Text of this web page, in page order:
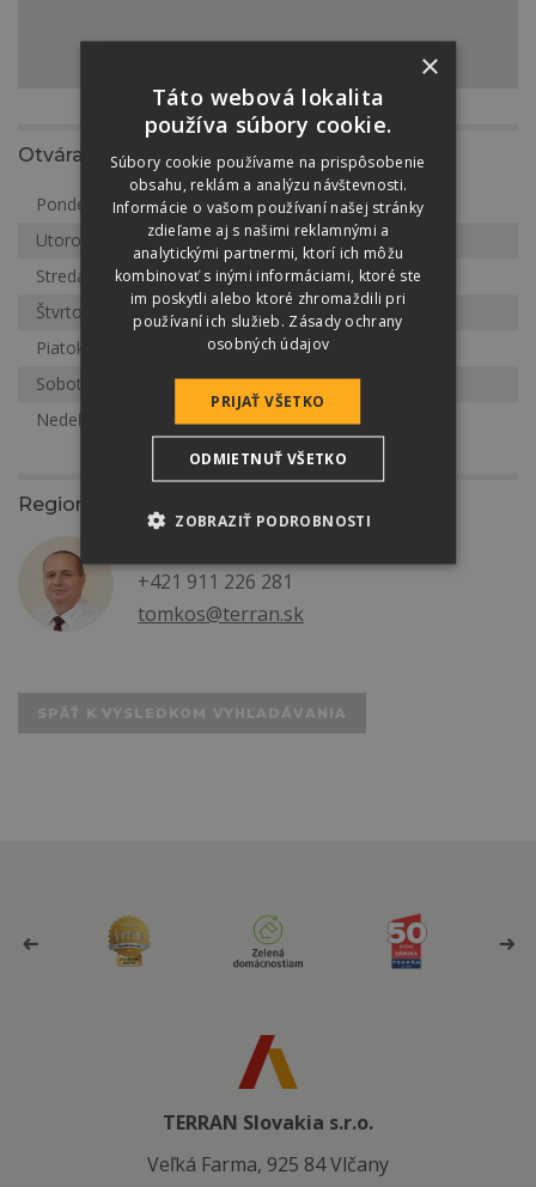
Otváracia doba
Pondelok
7:00-16:00
Utorok
7:00-16:00
Streda
7:00-16:00
Štvrtok
7:00-16:00
Piatok
7:00-16:00
Sobota
Zatvorené
Nedeľa
Zatvorené
Regionálny zástupca
+421 911 226 281
tomkos@terran.sk
SPÄŤ K VÝSLEDKOM VYHĽADÁVANIA
TERRAN Slovakia s.r.o.
Veľká Farma, 925 84 Vlčany
×
Táto webová lokalita
používa súbory cookie.
Súbory cookie používame na prispôsobenie
obsahu, reklám a analýzu návštevnosti.
Informácie o vašom používaní našej stránky
zdieľame aj s našimi reklamnými a
analytickými partnermi, ktorí ich môžu
kombinovať s inými informáciami, ktoré ste
im poskytli alebo ktoré zhromaždili pri
používaní ich služieb. Zásady ochrany
osobných údajov
PRIJAŤ VŠETKO
ODMIETNUŤ VŠETKO
ZOBRAZIŤ PODROBNOSTI